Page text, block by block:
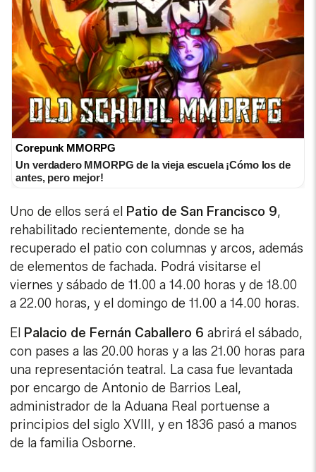
Corepunk MMORPG
Un verdadero MMORPG de la vieja escuela ¡Cómo los de
antes, pero mejor!
Uno de ellos será el Patio de San Francisco 9,
rehabilitado recientemente, donde se ha
recuperado el patio con columnas y arcos, además
de elementos de fachada. Podrá visitarse el
viernes y sábado de 11.00 a 14.00 horas y de 18.00
a 22.00 horas, y el domingo de 11.00 a 14.00 horas.
El Palacio de Fernán Caballero 6 abrirá el sábado,
con pases a las 20.00 horas y a las 21.00 horas para
una representación teatral. La casa fue levantada
por encargo de Antonio de Barrios Leal,
administrador de la Aduana Real portuense a
principios del siglo XVIII, y en 1836 pasó a manos
de la familia Osborne.